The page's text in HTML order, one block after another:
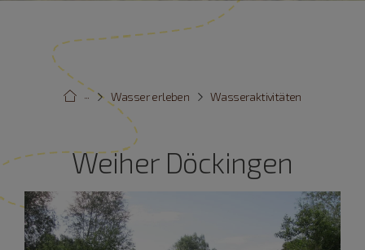
Wasseraktivitäten
Wasser erleben
···
Weiher Döckingen